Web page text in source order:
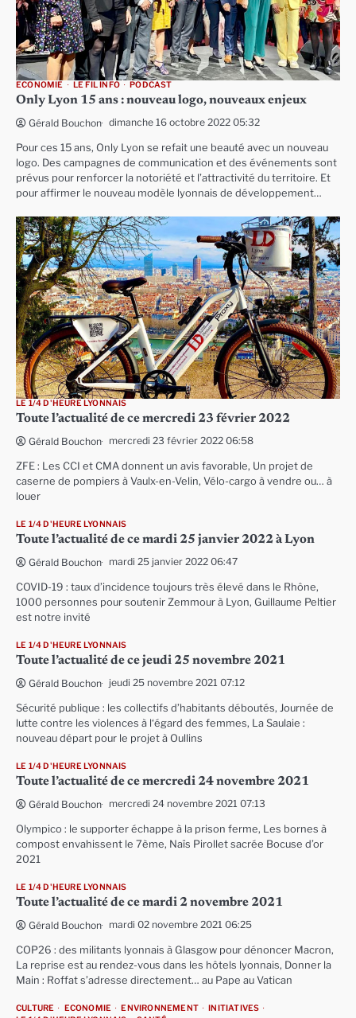
ECONOMIE LE FIL INFO PODCAST
Only Lyon 15 ans : nouveau logo, nouveaux enjeux
Gérald Bouchon dimanche 16 octobre 2022 05:32
Pour ces 15 ans, Only Lyon se refait une beauté avec un nouveau
logo. Des campagnes de communication et des événements sont
prévus pour renforcer la notoriété et l’attractivité du territoire. Et
pour affirmer le nouveau modèle lyonnais de développement…
LE 1/4 D'HEURE LYONNAIS
Toute l’actualité de ce mercredi 23 février 2022
Gérald Bouchon mercredi 23 février 2022 06:58
ZFE : Les CCI et CMA donnent un avis favorable, Un projet de
caserne de pompiers à Vaulx-en-Velin, Vélo-cargo à vendre ou… à
louer
LE 1/4 D'HEURE LYONNAIS
Toute l’actualité de ce mardi 25 janvier 2022 à Lyon
Gérald Bouchon mardi 25 janvier 2022 06:47
COVID-19 : taux d’incidence toujours très élevé dans le Rhône,
1000 personnes pour soutenir Zemmour à Lyon, Guillaume Peltier
est notre invité
LE 1/4 D'HEURE LYONNAIS
Toute l’actualité de ce jeudi 25 novembre 2021
Gérald Bouchon jeudi 25 novembre 2021 07:12
Sécurité publique : les collectifs d’habitants déboutés, Journée de
lutte contre les violences à l‘égard des femmes, La Saulaie :
nouveau départ pour le projet à Oullins
LE 1/4 D'HEURE LYONNAIS
Toute l’actualité de ce mercredi 24 novembre 2021
Gérald Bouchon mercredi 24 novembre 2021 07:13
Olympico : le supporter échappe à la prison ferme, Les bornes à
compost envahissent le 7ème, Naïs Pirollet sacrée Bocuse d’or
2021
LE 1/4 D'HEURE LYONNAIS
Toute l’actualité de ce mardi 2 novembre 2021
Gérald Bouchon mardi 02 novembre 2021 06:25
COP26 : des militants lyonnais à Glasgow pour dénoncer Macron,
La reprise est au rendez-vous dans les hôtels lyonnais, Donner la
Main : Roffat s’adresse directement… au Pape au Vatican
CULTURE ECONOMIE ENVIRONNEMENT
INITIATIVES